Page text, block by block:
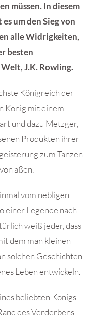
müssen. In diesem
um den Sieg von
alle Widrigkeiten,
besten
J.K. Rowling.
Königreich der
König mit einem
und dazu Metzger,
Produkten ihrer
zum Tanzen
aßen.
vom nebligen
einer Legende nach
weiß jeder, dass
dem man kleinen
solchen Geschichten
Leben entwickeln.
beliebten Königs
des Verderbens